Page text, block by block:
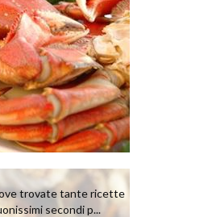
trovate tante ricette
secondi p...